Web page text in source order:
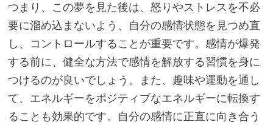
つまり、この夢を見た後は、怒りやストレスを不必
要に溜め込まないよう、自分の感情状態を見つめ直
し、コントロールすることが重要です。感情が爆発
する前に、健全な方法で感情を解放する習慣を身に
つけるのが良いでしょう。また、趣味や運動を通し
て、エネルギーをポジティブなエネルギーに転換す
ることも効果的です。自分の感情に正直に向き合う